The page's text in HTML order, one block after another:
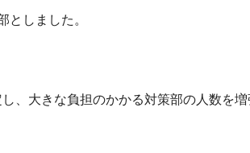
としました。
、大きな負担のかかる対策部の人数を増